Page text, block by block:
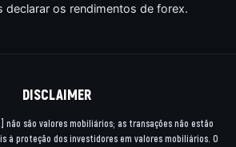
declarar os rendimentos de forex.
DISCLAIMER
não são valores mobiliários; as transações não estão
à proteção dos investidores em valores mobiliários. O